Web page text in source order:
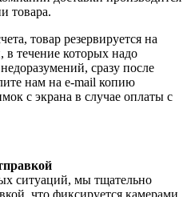
товара.
товар резервируется на
в течение которых надо
сразу после
нам на e-mail копию
с экрана в случае оплаты с
ситуаций, мы тщательно
что фиксируется камерами.